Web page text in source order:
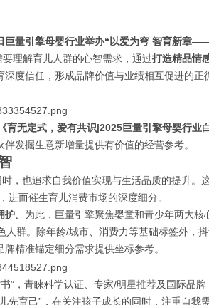
巨量引擎母婴行业举办“以爱为穹 智育新章
理解育儿人群的心智需求，通过打造精品情
深度信任，形成品牌价值与业绩相互促进的正
《育无定式，爱有共识|2025巨量引擎母婴行业
发掘生意新增量提供有价值的经营参考。
，也追求自我价值实现与生活品质的提升。
而催生育儿消费市场的深度细分。
。 为此，巨量引擎聚焦婴童和青少年两大核
群。除年龄/城市、消费力等基础标签外，
精准锚定细分需求提供坐标参考。
”，青睐科学认证、专家/明星推荐及国际品
先育己”，在关注孩子成长的同时，注重自我